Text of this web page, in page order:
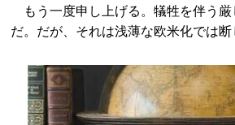
もう一度申し上げる。犠牲を伴う厳
だ。だが、それは浅薄な欧米化では断